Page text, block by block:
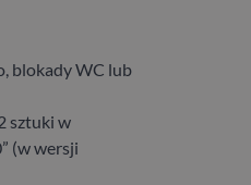
blokady WC lub
sztuki w
(w wersji